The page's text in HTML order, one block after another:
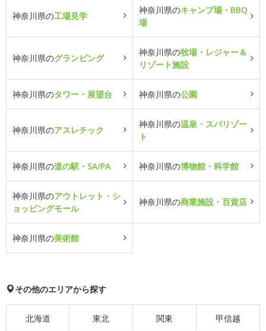
神奈川県の工場見学
神奈川県のキャンプ場・BBQ
場
神奈川県のグランピング
神奈川県の牧場・レジャー＆
リゾート施設
神奈川県のタワー・展望台 神奈川県の公園
神奈川県のアスレチック
神奈川県の温泉・スパリゾー
ト
神奈川県の道の駅・SA/PA 神奈川県の博物館・科学館
神奈川県のアウトレット・シ
ョッピングモール
神奈川県の商業施設・百貨店
神奈川県の美術館
その他のエリアから探す
北海道 東北 関東 甲信越